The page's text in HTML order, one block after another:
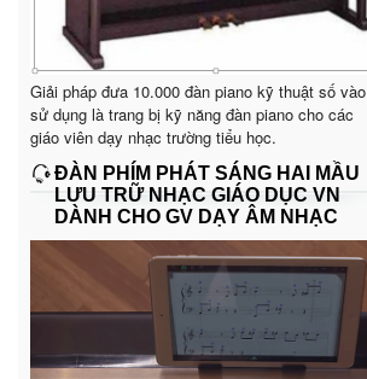
Giải pháp đưa 10.000 đàn piano kỹ thuật số vào
sử dụng là trang bị kỹ năng đàn piano cho các
giáo viên dạy nhạc trường tiểu học.
ĐÀN PHÍM PHÁT SÁNG HAI MẦU
LƯU TRỮ NHẠC GIÁO DỤC VN
DÀNH CHO GV DẠY ÂM NHẠC